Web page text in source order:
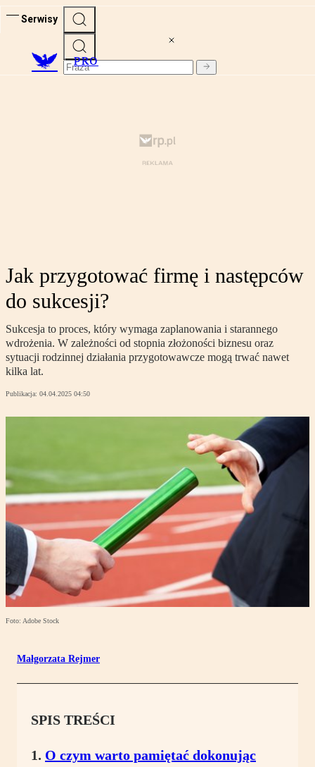
Serwisy
PRO
Jak przygotować firmę i następców
do sukcesji?
Sukcesja to proces, który wymaga zaplanowania i starannego
wdrożenia. W zależności od stopnia złożoności biznesu oraz
sytuacji rodzinnej działania przygotowawcze mogą trwać nawet
kilka lat.
Publikacja: 04.04.2025 04:50
Foto: Adobe Stock
Małgorzata Rejmer
SPIS TREŚCI
O czym warto pamiętać dokonując